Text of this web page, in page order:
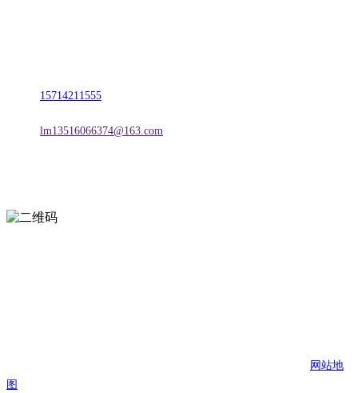
15714211555
lm13516066374@163.com
网站地
图